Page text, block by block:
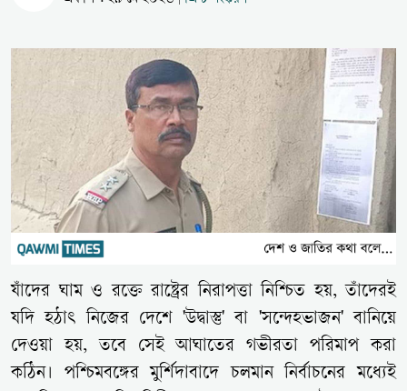
যাঁদের ঘাম ও রক্তে রাষ্ট্রের নিরাপত্তা নিশ্চিত হয়, তাঁদেরই
যদি হঠাৎ নিজের দেশে 'উদ্বাস্তু' বা 'সন্দেহভাজন' বানিয়ে
দেওয়া হয়, তবে সেই আঘাতের গভীরতা পরিমাপ করা
কঠিন। পশ্চিমবঙ্গের মুর্শিদাবাদে চলমান নির্বাচনের মধ্যেই